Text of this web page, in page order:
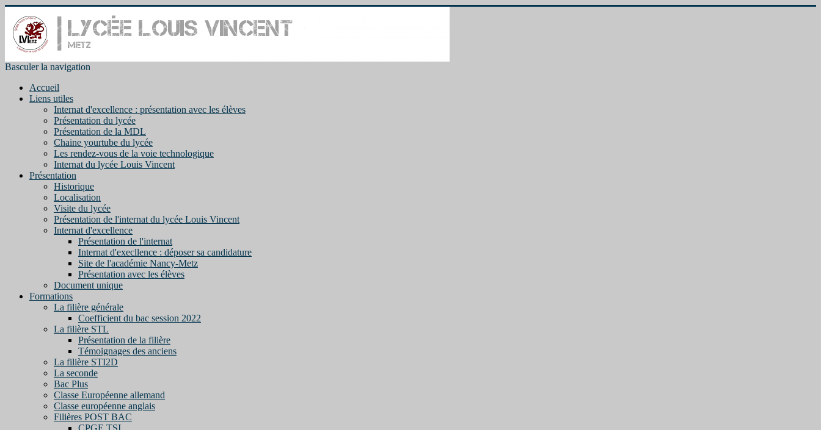
Basculer la navigation
Accueil
Liens utiles
Internat d'excellence : présentation avec les élèves
Présentation du lycée
Présentation de la MDL
Chaine yourtube du lycée
Les rendez-vous de la voie technologique
Internat du lycée Louis Vincent
Présentation
Historique
Localisation
Visite du lycée
Présentation de l'internat du lycée Louis Vincent
Internat d'excellence
Présentation de l'internat
Internat d'execllence : déposer sa candidature
Site de l'académie Nancy-Metz
Présentation avec les élèves
Document unique
Formations
La filière générale
Coefficient du bac session 2022
La filière STL
Présentation de la filière
Témoignages des anciens
La filière STI2D
La seconde
Bac Plus
Classe Européenne allemand
Classe européenne anglais
Filières POST BAC
CPGE TSI